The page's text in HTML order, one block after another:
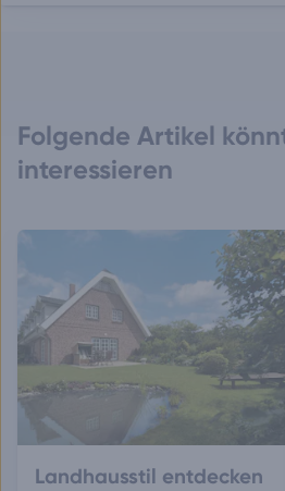
Folgende Artikel
interessieren
Landhausstil entdecken